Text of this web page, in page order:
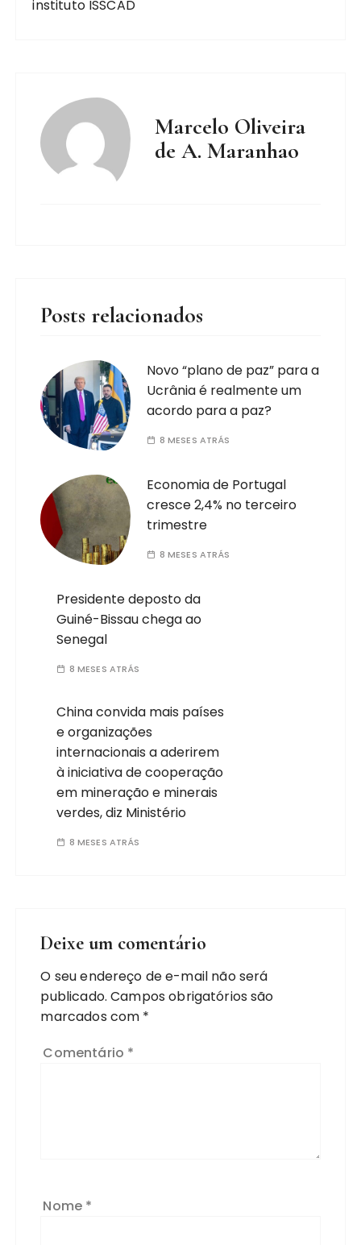
instituto ISSCAD
Marcelo Oliveira
de A. Maranhao
Posts relacionados
Novo “plano de paz” para a
Ucrânia é realmente um
acordo para a paz?
8 MESES ATRÁS
Economia de Portugal
cresce 2,4% no terceiro
trimestre
8 MESES ATRÁS
Presidente deposto da
Guiné-Bissau chega ao
Senegal
8 MESES ATRÁS
China convida mais países
e organizações
internacionais a aderirem
à iniciativa de cooperação
em mineração e minerais
verdes, diz Ministério
8 MESES ATRÁS
Deixe um comentário
O seu endereço de e-mail não será
publicado. Campos obrigatórios são
marcados com *
Comentário *
Nome *